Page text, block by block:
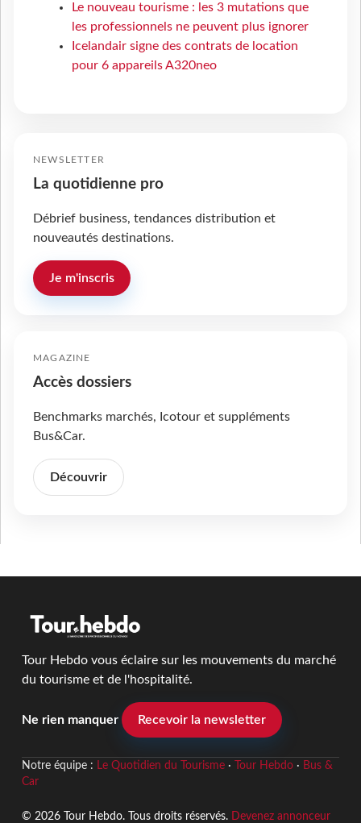
Le nouveau tourisme : les 3 mutations que
les professionnels ne peuvent plus ignorer
Icelandair signe des contrats de location
pour 6 appareils A320neo
NEWSLETTER
La quotidienne pro
Débrief business, tendances distribution et
nouveautés destinations.
Je m'inscris
MAGAZINE
Accès dossiers
Benchmarks marchés, Icotour et suppléments
Bus&Car.
Découvrir
Tour Hebdo vous éclaire sur les mouvements du marché
du tourisme et de l'hospitalité.
Ne rien manquer Recevoir la newsletter
Notre équipe : Le Quotidien du Tourisme· Tour Hebdo· Bus &
Car
© 2026 Tour Hebdo. Tous droits réservés. Devenez annonceur